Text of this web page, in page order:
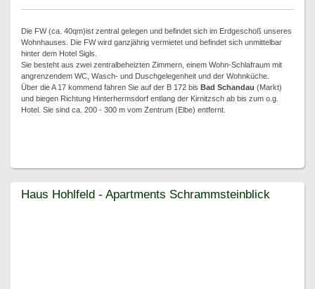
Die FW (ca. 40qm)ist zentral gelegen und befindet sich im Erdgeschoß unseres
Wohnhauses. Die FW wird ganzjährig vermietet und befindet sich unmittelbar
hinter dem Hotel Sigls.
Sie besteht aus zwei zentralbeheizten Zimmern, einem Wohn-Schlafraum mit
angrenzendem WC, Wasch- und Duschgelegenheit und der Wohnküche.
Über die A 17 kommend fahren Sie auf der B 172 bis Bad Schandau (Markt)
und biegen Richtung Hinterhermsdorf entlang der Kirnitzsch ab bis zum o.g.
Hotel. Sie sind ca. 200 - 300 m vom Zentrum (Elbe) entfernt.
Haus Hohlfeld - Apartments Schrammsteinblick
Haus Hohlfeld - Apartments Schrammsteinblick